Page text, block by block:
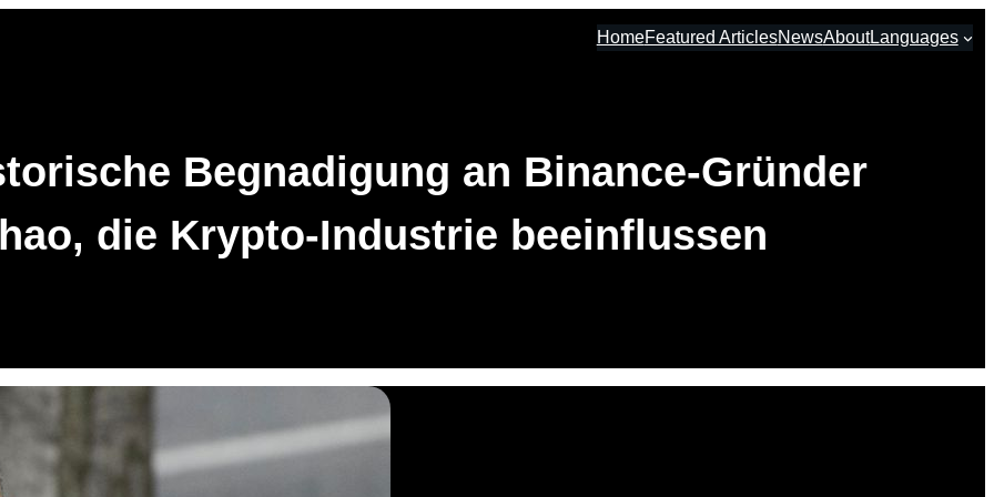
HomeFeatured ArticlesNewsAboutLanguages
Begnadigung an Binance-Gründer
die Krypto-Industrie beeinflussen